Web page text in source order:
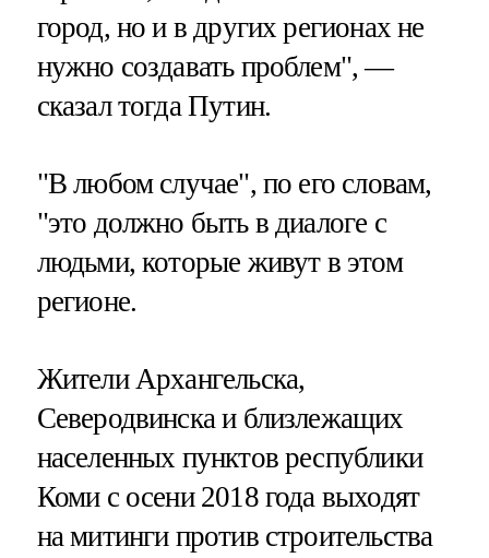
город, но и в других регионах не
нужно создавать проблем", —
сказал тогда Путин.
"В любом случае", по его словам,
"это должно быть в диалоге с
людьми, которые живут в этом
регионе.
Жители Архангельска,
Северодвинска и близлежащих
населенных пунктов республики
Коми с осени 2018 года выходят
на митинги против строительства